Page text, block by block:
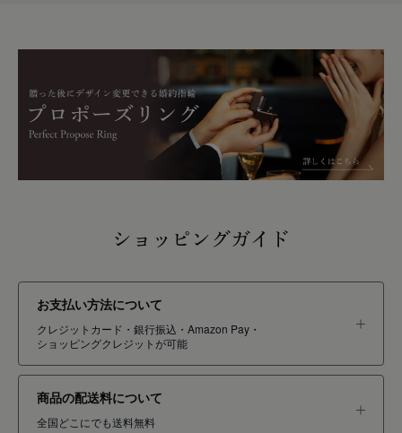
ショッピングガイド
お支払い方法について
クレジットカード・銀行振込・Amazon Pay・
ショッピングクレジットが可能
商品の配送料について
全国どこにでも送料無料